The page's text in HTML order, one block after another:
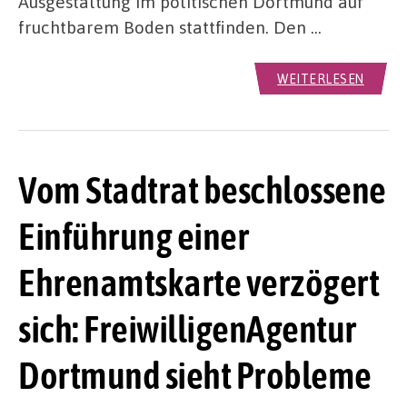
fruchtbarem Boden stattfinden. Den …
WEITERLESEN
Vom Stadtrat beschlossene
Einführung einer
Ehrenamtskarte verzögert
sich: FreiwilligenAgentur
Dortmund sieht Probleme